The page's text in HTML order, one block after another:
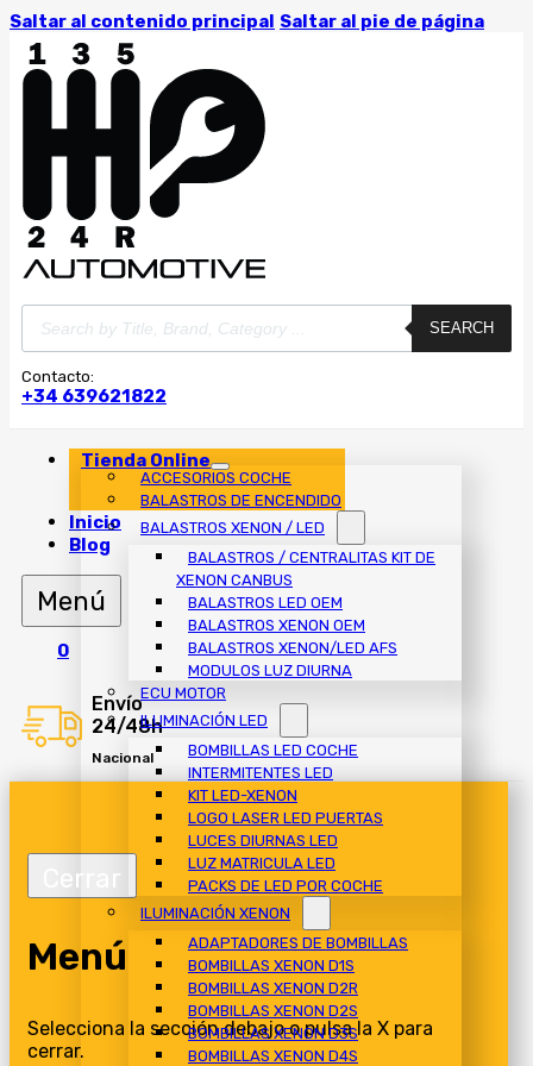
Saltar al contenido principal Saltar al pie de página
Búsqueda
de
productos
SEARCH
Contacto:
+34 639621822
Tienda Online
ACCESORIOS COCHE
BALASTROS DE ENCENDIDO
BALASTROS XENON / LED
BALASTROS / CENTRALITAS KIT DE
XENON CANBUS
BALASTROS LED OEM
BALASTROS XENON OEM
BALASTROS XENON/LED AFS
MODULOS LUZ DIURNA
ECU MOTOR
ILUMINACIÓN LED
BOMBILLAS LED COCHE
INTERMITENTES LED
KIT LED-XENON
LOGO LASER LED PUERTAS
LUCES DIURNAS LED
LUZ MATRICULA LED
PACKS DE LED POR COCHE
ILUMINACIÓN XENON
ADAPTADORES DE BOMBILLAS
BOMBILLAS XENON D1S
BOMBILLAS XENON D2R
BOMBILLAS XENON D2S
BOMBILLAS XENON D3S
BOMBILLAS XENON D4S
Inicio
Blog
0
Envío
24/48h
Nacional
Menú
Selecciona la sección debajo o pulsa la X para
cerrar.